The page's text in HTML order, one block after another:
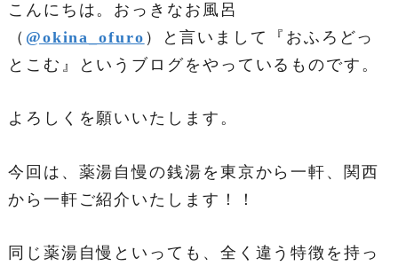
こんにちは。おっきなお風呂
（ @okina_ofuro ）と言いまして『おふろどっ
とこむ』というブログをやっているものです。
よろしくを願いいたします。
今回は、薬湯自慢の銭湯を東京から一軒、関西
から一軒ご紹介いたします！！
同じ薬湯自慢といっても、全く違う特徴を持っ